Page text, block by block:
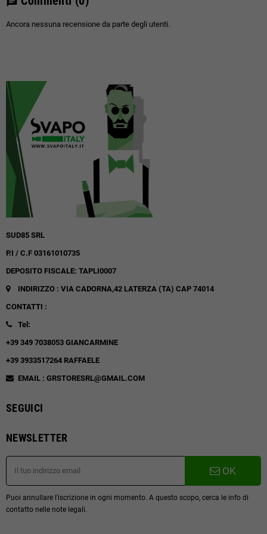
Ancora nessuna recensione da parte degli utenti.
SUD85 SRL
P.I / C.F 03161010735
DEPOSITO FISCALE: TAPLI0007
INDIRIZZO : VIA CADORNA,42 LATERZA (TA) CAP 74014
CONTATTI :
Tel:
+39 349 7038053 GIANCARMINE
+39 3933517264 RAFFAELE
EMAIL : GRSTORESRL@GMAIL.COM
SEGUICI
NEWSLETTER
OK
Puoi annullare l'iscrizione in ogni momento. A questo scopo, cerca le info di
contatto nelle note legali.